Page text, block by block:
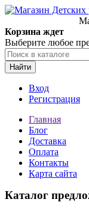
Корзина ждет
Выберите любое
Найти
Вход
Регистрация
Главная
Блог
Доставка
Оплата
Контакты
Карта сайта
Каталог